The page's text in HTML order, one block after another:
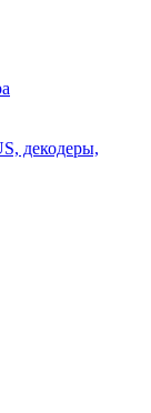
декодеры,